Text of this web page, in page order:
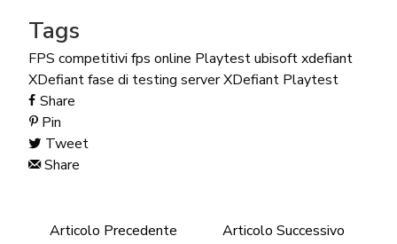
Tags
FPS competitivi fps online Playtestubisoftxdefiant
XDefiant fase di testing serverXDefiant Playtest
Share
Pin
Tweet
Share
Articolo Precedente
Articolo Successivo